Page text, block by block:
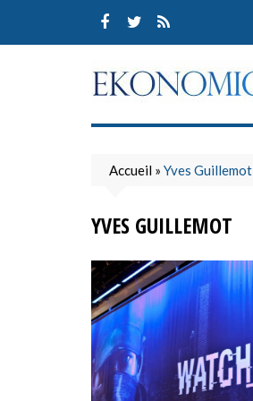
content
Accueil » Yves Guillemot
YVES GUILLEMOT